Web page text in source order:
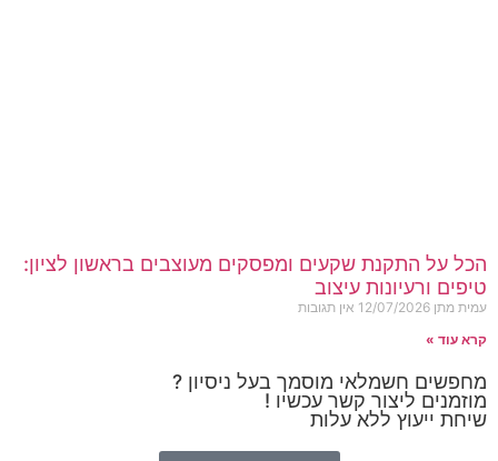
הכל על התקנת שקעים ומפסקים מעוצבים בראשון לציון:
טיפים ורעיונות עיצוב
עמית מתן 12/07/2026 אין תגובות
קרא עוד »
מחפשים חשמלאי מוסמך בעל ניסיון ?
מוזמנים ליצור קשר עכשיו !
שיחת ייעוץ ללא עלות